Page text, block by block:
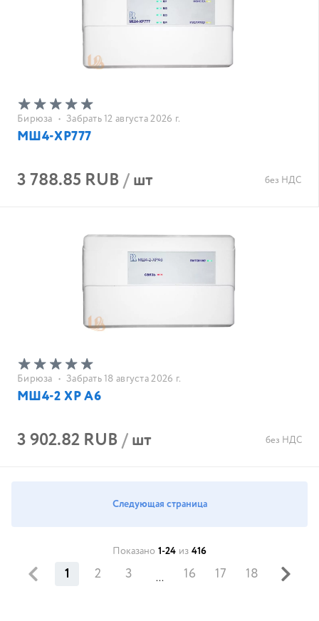
Бирюза • Забрать 12 августа 2026 г.
МШ4-XP777
3 788.85 RUB/шт без НДС
Бирюза • Забрать 18 августа 2026 г.
МШ4-2 ХР А6
3 902.82 RUB/шт без НДС
Следующая страница
Показано 1-24 из 416
1 2 3 ... 16 17 18